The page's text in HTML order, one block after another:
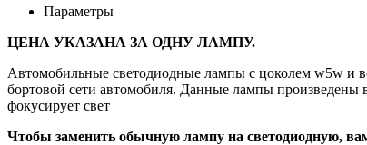
Параметры
ЦЕНА УКАЗАНА ЗА ОДНУ ЛАМПУ.
Автомобильные светодиодные лампы с цоколем w5w и
бортовой сети автомобиля. Данные лампы
фокусирует свет
Чтобы заменить обычную лампу на светодиодную,